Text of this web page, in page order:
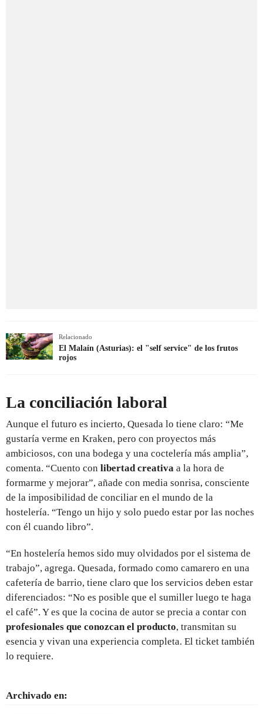
Relacionado
El Malaín (Asturias): el "self service" de los frutos
rojos
La conciliación laboral
Aunque el futuro es incierto, Quesada lo tiene claro: “Me
gustaría verme en Kraken, pero con proyectos más
ambiciosos, con una bodega y una coctelería más amplia”,
comenta. “Cuento con libertad creativa a la hora de
formarme y mejorar”, añade con media sonrisa, consciente
de la imposibilidad de conciliar en el mundo de la
hostelería. “Tengo un hijo y solo puedo estar por las noches
con él cuando libro”.
“En hostelería hemos sido muy olvidados por el sistema de
trabajo”, agrega. Quesada, formado como camarero en una
cafetería de barrio, tiene claro que los servicios deben estar
diferenciados: “No es posible que el sumiller luego te haga
el café”. Y es que la cocina de autor se precia a contar con
profesionales que conozcan el producto, transmitan su
esencia y vivan una experiencia completa. El ticket también
lo requiere.
Archivado en: